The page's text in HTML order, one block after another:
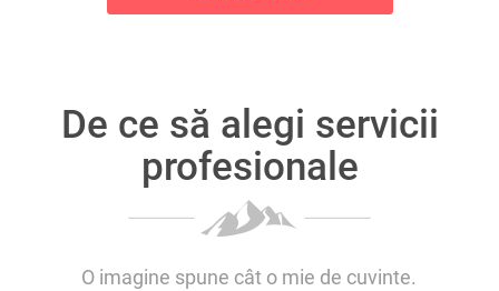
De ce să alegi servicii
profesionale
O imagine spune cât o mie de cuvinte.